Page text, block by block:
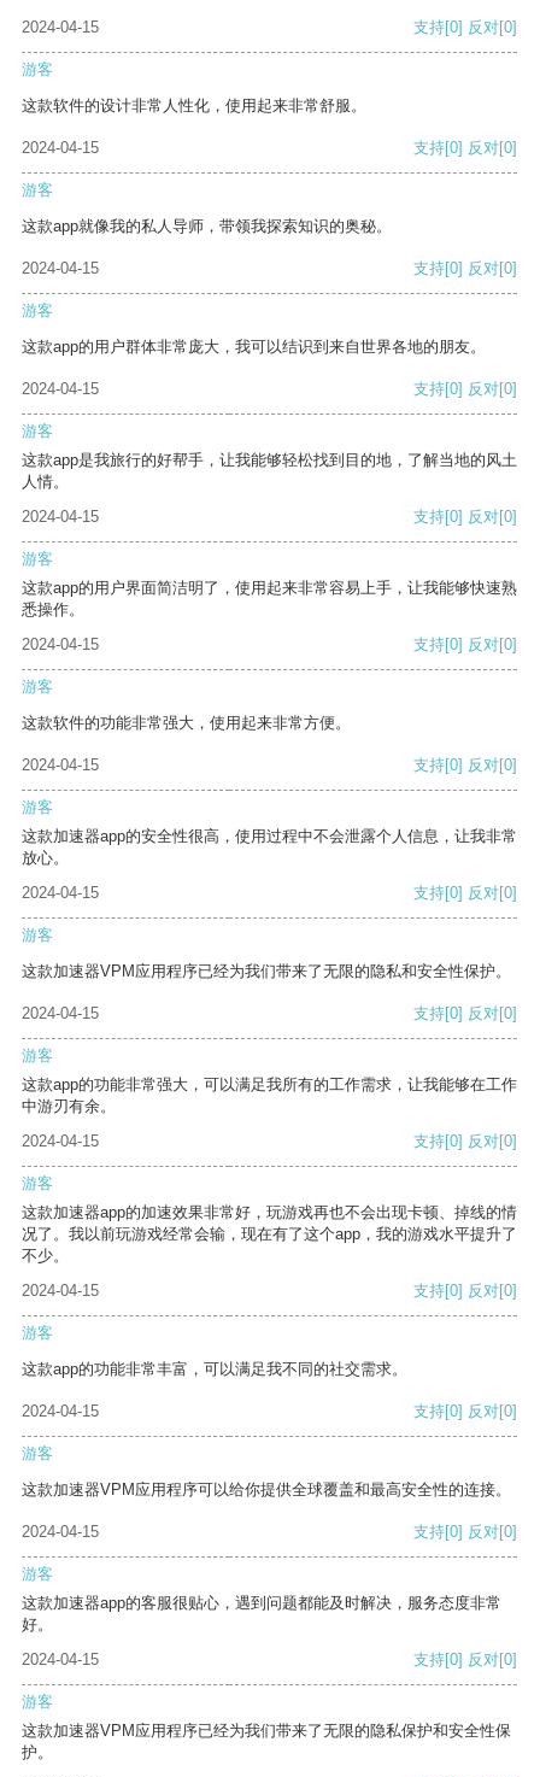
2024-04-15 支持[0] 反对[0]
游客
这款软件的设计非常人性化，使用起来非常舒服。
2024-04-15 支持[0] 反对[0]
游客
这款app就像我的私人导师，带领我探索知识的奥秘。
2024-04-15 支持[0] 反对[0]
游客
这款app的用户群体非常庞大，我可以结识到来自世界各地的朋友。
2024-04-15 支持[0] 反对[0]
游客
这款app是我旅行的好帮手，让我能够轻松找到目的地，了解当地的风土
人情。
2024-04-15
支持[0] 反对[0]
游客
这款app的用户界面简洁明了，使用起来非常容易上手，让我能够快速熟
悉操作。
2024-04-15
支持[0] 反对[0]
游客
这款软件的功能非常强大，使用起来非常方便。
2024-04-15 支持[0] 反对[0]
游客
这款加速器app的安全性很高，使用过程中不会泄露个人信息，让我非常
放心。
2024-04-15
支持[0] 反对[0]
游客
这款加速器VPM应用程序已经为我们带来了无限的隐私和安全性保护。
2024-04-15 支持[0] 反对[0]
游客
这款app的功能非常强大，可以满足我所有的工作需求，让我能够在工作
中游刃有余。
2024-04-15
支持[0] 反对[0]
游客
这款加速器app的加速效果非常好，玩游戏再也不会出现卡顿、掉线的情
况了。我以前玩游戏经常会输，现在有了这个app，我的游戏水平提升了
不少。
2024-04-15
支持[0] 反对[0]
游客
这款app的功能非常丰富，可以满足我不同的社交需求。
2024-04-15 支持[0] 反对[0]
游客
这款加速器VPM应用程序可以给你提供全球覆盖和最高安全性的连接。
2024-04-15 支持[0] 反对[0]
游客
这款加速器app的客服很贴心，遇到问题都能及时解决，服务态度非常
好。
2024-04-15
支持[0] 反对[0]
游客
这款加速器VPM应用程序已经为我们带来了无限的隐私保护和安全性保
护。